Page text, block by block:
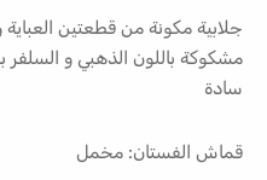
جلابية مكونة من قطعتين
مشكوكة باللون الذهبي و
سادة
قماش الفستان: مخمل